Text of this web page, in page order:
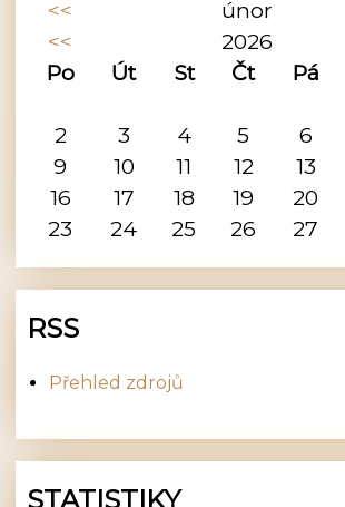
<< únor
<<
2026
Po
Út St Čt Pá
2
3 4 5 6
9
10 11 12 13
16
17 18 19 20
23
24 25 26 27
RSS
Přehled zdrojů
STATISTIKY